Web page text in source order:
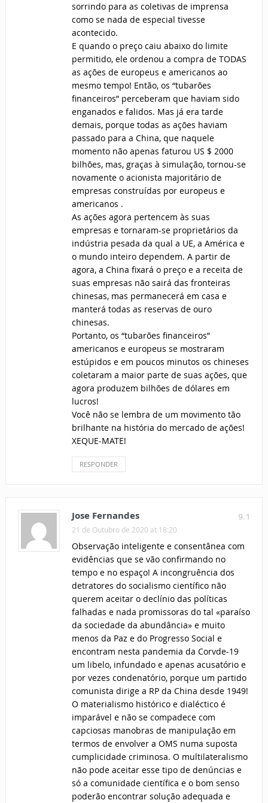
sorrindo para as coletivas de imprensa
como se nada de especial tivesse
acontecido.
E quando o preço caiu abaixo do limite
permitido, ele ordenou a compra de TODAS
as ações de europeus e americanos ao
mesmo tempo! Então, os “tubarões
financeiros” perceberam que haviam sido
enganados e falidos. Mas já era tarde
demais, porque todas as ações haviam
passado para a China, que naquele
momento não apenas faturou US $ 2000
bilhões, mas, graças à simulação, tornou-se
novamente o acionista majoritário de
empresas construídas por europeus e
americanos .
As ações agora pertencem às suas
empresas e tornaram-se proprietários da
indústria pesada da qual a UE, a América e
o mundo inteiro dependem. A partir de
agora, a China fixará o preço e a receita de
suas empresas não sairá das fronteiras
chinesas, mas permanecerá em casa e
manterá todas as reservas de ouro
chinesas.
Portanto, os “tubarões financeiros”
americanos e europeus se mostraram
estúpidos e em poucos minutos os chineses
coletaram a maior parte de suas ações, que
agora produzem bilhões de dólares em
lucros!
Você não se lembra de um movimento tão
brilhante na história do mercado de ações!
XEQUE-MATE!
RESPONDER
9.1
Jose Fernandes
21 de Outubro de 2020 at 18:20
Observação inteligente e consentânea com
evidências que se vão confirmando no
tempo e no espaço! A incongruência dos
detratores do socialismo científico não
querem aceitar o declínio das políticas
falhadas e nada promissoras do tal «paraíso
da sociedade da abundância» e muito
menos da Paz e do Progresso Social e
encontram nesta pandemia da Corvde-19
um libelo, infundado e apenas acusatório e
por vezes condenatório, porque um partido
comunista dirige a RP da China desde 1949!
O materialismo histórico e dialéctico é
imparável e não se compadece com
capciosas manobras de manipulação em
termos de envolver a OMS numa suposta
cumplicidade criminosa. O multilateralismo
não pode aceitar esse tipo de denúncias e
só a comunidade científica e o bom senso
poderão encontrar solução adequada e